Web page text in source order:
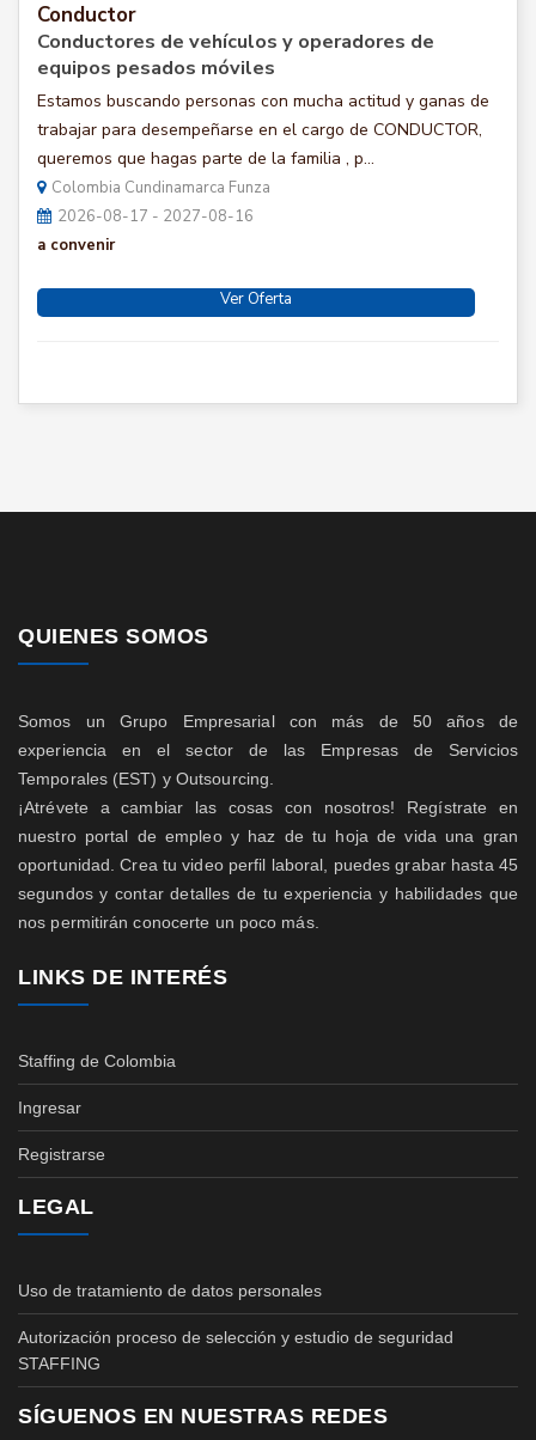
Conductor
Conductores de vehículos y operadores de
equipos pesados móviles
Estamos buscando personas con mucha actitud y ganas de
trabajar para desempeñarse en el cargo de CONDUCTOR,
queremos que hagas parte de la familia , p...
Colombia Cundinamarca Funza
2026-08-17 - 2027-08-16
a convenir
Ver Oferta
QUIENES SOMOS
Somos un Grupo Empresarial con más de 50 años de
experiencia en el sector de las Empresas de Servicios
Temporales (EST) y Outsourcing.
¡Atrévete a cambiar las cosas con nosotros! Regístrate en
nuestro portal de empleo y haz de tu hoja de vida una gran
oportunidad. Crea tu video perfil laboral, puedes grabar hasta 45
segundos y contar detalles de tu experiencia y habilidades que
nos permitirán conocerte un poco más.
LINKS DE INTERÉS
Staffing de Colombia
Ingresar
Registrarse
LEGAL
Uso de tratamiento de datos personales
Autorización proceso de selección y estudio de seguridad
STAFFING
SÍGUENOS EN NUESTRAS REDES